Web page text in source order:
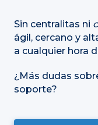
Sin centralitas ni
ágil, cercano y
a cualquier hora
¿Más dudas
soporte?